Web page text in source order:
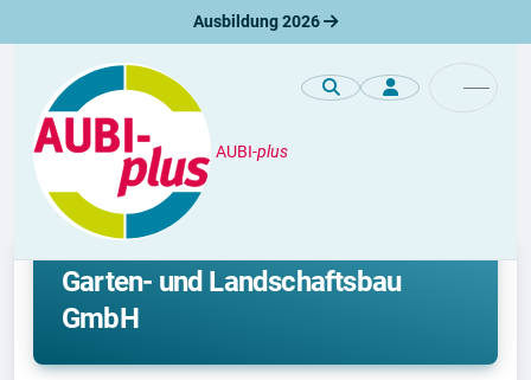
Ausbildung 2026
AUBI-plus
Unternehmen
Ausbildung bei WILHELM REUTER
Garten- und Landschaftsbau
GmbH